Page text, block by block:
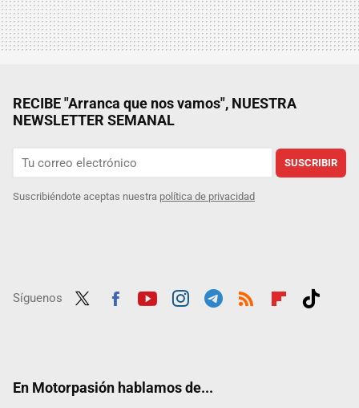
RECIBE "Arranca que nos vamos", NUESTRA
NEWSLETTER SEMANAL
SUSCRIBIR
Suscribiéndote aceptas nuestra política de privacidad
Síguenos
En Motorpasión hablamos de...